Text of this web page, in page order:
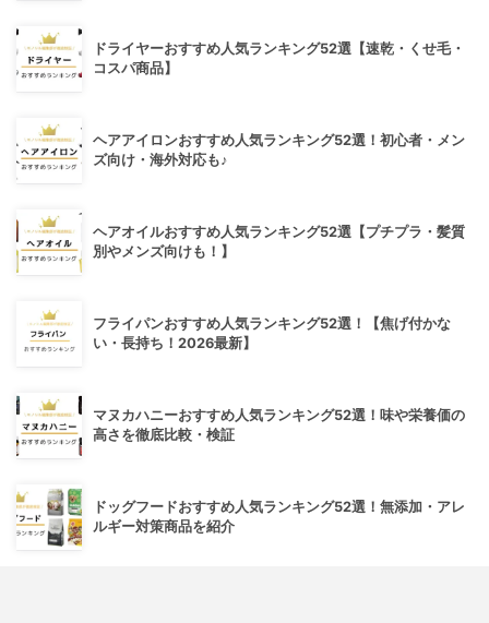
ドライヤーおすすめ人気ランキング52選【速乾・くせ毛・
コスパ商品】
ヘアアイロンおすすめ人気ランキング52選！初心者・メン
ズ向け・海外対応も♪
ヘアオイルおすすめ人気ランキング52選【プチプラ・髪質
別やメンズ向けも！】
フライパンおすすめ人気ランキング52選！【焦げ付かな
い・長持ち！2026最新】
マヌカハニーおすすめ人気ランキング52選！味や栄養価の
高さを徹底比較・検証
ドッグフードおすすめ人気ランキング52選！無添加・アレ
ルギー対策商品を紹介